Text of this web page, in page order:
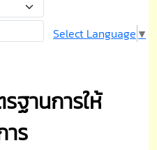
Select Language ▼
ฐานการให้
าร